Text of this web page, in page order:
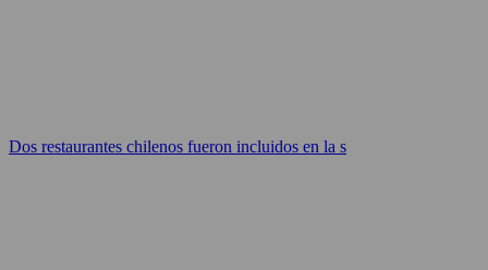
Dos restaurantes chilenos fueron incluidos en la s